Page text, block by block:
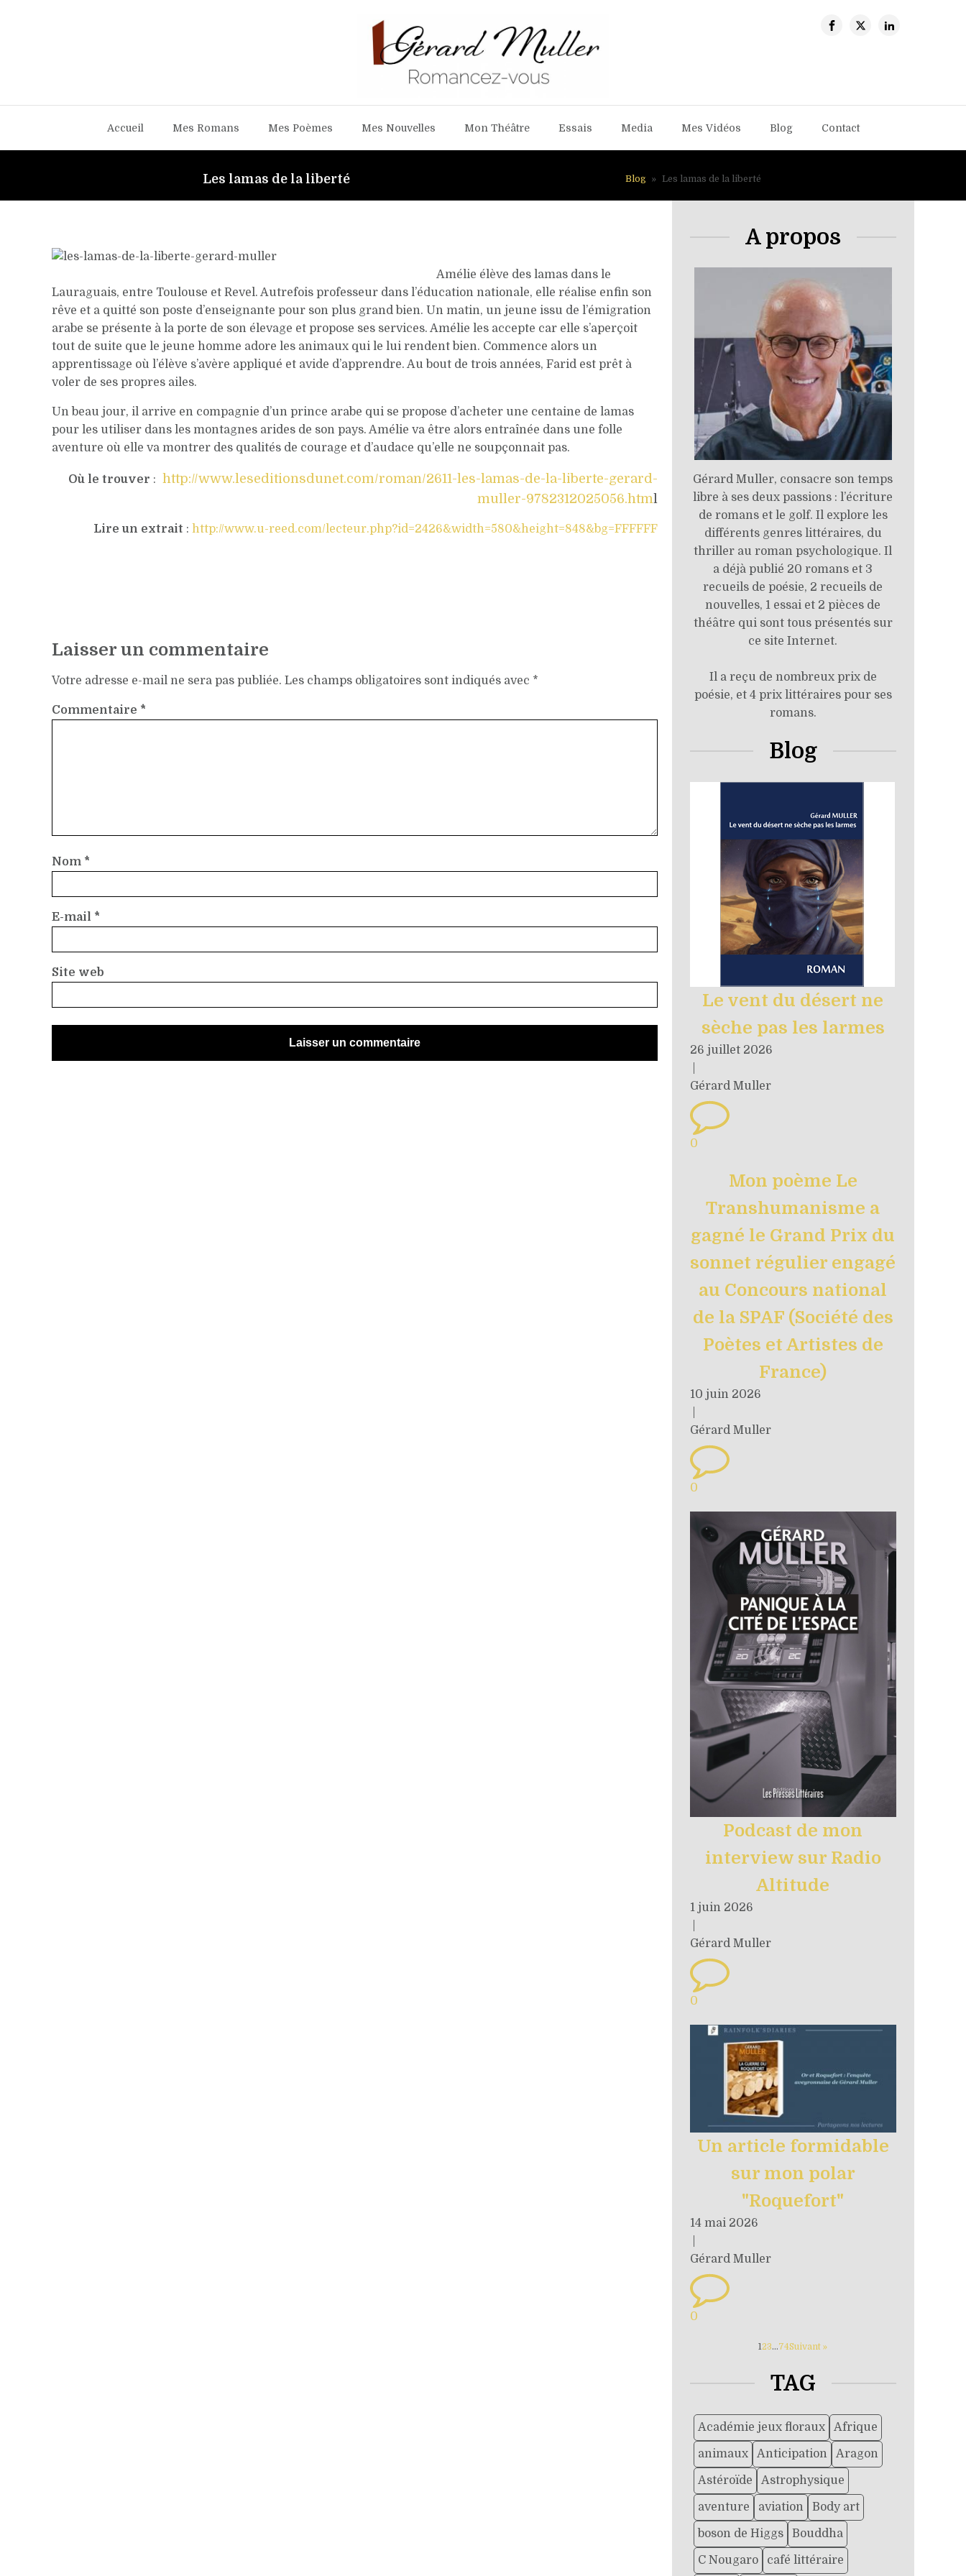
Accueil Mes Romans Mes Poèmes Mes Nouvelles Mon Théâtre Essais Media Mes Vidéos Blog Contact
Les lamas de la liberté Blog » Les lamas de la liberté
Amélie élève des lamas dans le
Lauraguais, entre Toulouse et Revel. Autrefois professeur dans l’éducation nationale, elle réalise enfin son
rêve et a quitté son poste d’enseignante pour son plus grand bien. Un matin, un jeune issu de l’émigration
arabe se présente à la porte de son élevage et propose ses services. Amélie les accepte car elle s’aperçoit
tout de suite que le jeune homme adore les animaux qui le lui rendent bien. Commence alors un
apprentissage où l’élève s’avère appliqué et avide d’apprendre. Au bout de trois années, Farid est prêt à
voler de ses propres ailes.
Un beau jour, il arrive en compagnie d’un prince arabe qui se propose d’acheter une centaine de lamas
pour les utiliser dans les montagnes arides de son pays. Amélie va être alors entraînée dans une folle
aventure où elle va montrer des qualités de courage et d’audace qu’elle ne soupçonnait pas.
Où le trouver : http://www.leseditionsdunet.com/roman/2611-les-lamas-de-la-liberte-gerard-
muller-9782312025056.html
Lire un extrait : http://www.u-reed.com/lecteur.php?id=2426&width=580&height=848&bg=FFFFFF
Laisser un commentaire
Votre adresse e-mail ne sera pas publiée. Les champs obligatoires sont indiqués avec *
Commentaire *
Nom *
E-mail *
Site web
A propos
Gérard Muller, consacre son temps
libre à ses deux passions : l’écriture
de romans et le golf. Il explore les
différents genres littéraires, du
thriller au roman psychologique. Il
a déjà publié 20 romans et 3
recueils de poésie, 2 recueils de
nouvelles, 1 essai et 2 pièces de
théâtre qui sont tous présentés sur
ce site Internet.
Il a reçu de nombreux prix de
poésie, et 4 prix littéraires pour ses
romans.
Blog
Le vent du désert ne
sèche pas les larmes
26 juillet 2026
Gérard Muller
0
Mon poème Le
Transhumanisme a
gagné le Grand Prix du
sonnet régulier engagé
au Concours national
de la SPAF (Société des
Poètes et Artistes de
France)
10 juin 2026
Gérard Muller
0
Podcast de mon
interview sur Radio
Altitude
1 juin 2026
Gérard Muller
0
Un article formidable
sur mon polar
"Roquefort"
14 mai 2026
Gérard Muller
0
123…74Suivant »
TAG
Académie jeux floraux Afrique
animaux Anticipation Aragon
Astéroïde Astrophysique
aventure aviation Body art
boson de Higgs Bouddha
C Nougaro café littéraire